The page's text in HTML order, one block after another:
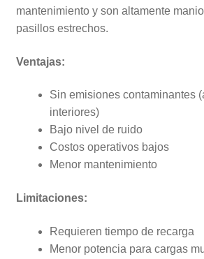
mantenimiento y son altamente
pasillos estrechos.
Ventajas:
Sin emisiones contaminantes
interiores)
Bajo nivel de ruido
Costos operativos bajos
Menor mantenimiento
Limitaciones:
Requieren tiempo de recarga
Menor potencia para cargas